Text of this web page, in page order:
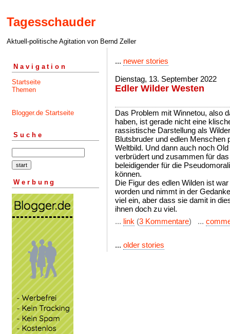
Tagesschauder
Aktuell-politische Agitation von Bernd Zeller
Navigation
Startseite
Themen
Blogger.de Startseite
Suche
Werbung
... newer stories
Dienstag, 13. September 2022
Edler Wilder Westen
Das Problem mit Winnetou, also
haben, ist gerade nicht eine
rassistische Darstellung als
Blutsbruder und edlen Menschen
Weltbild. Und dann auch noch
verbrüdert und zusammen für
beleidigender für die
können.
Die Figur des edlen Wilden ist
worden und nimmt in der
viel ein, aber dass sie damit in
ihnen doch zu viel.
... link (3 Kommentare) ...
... older stories